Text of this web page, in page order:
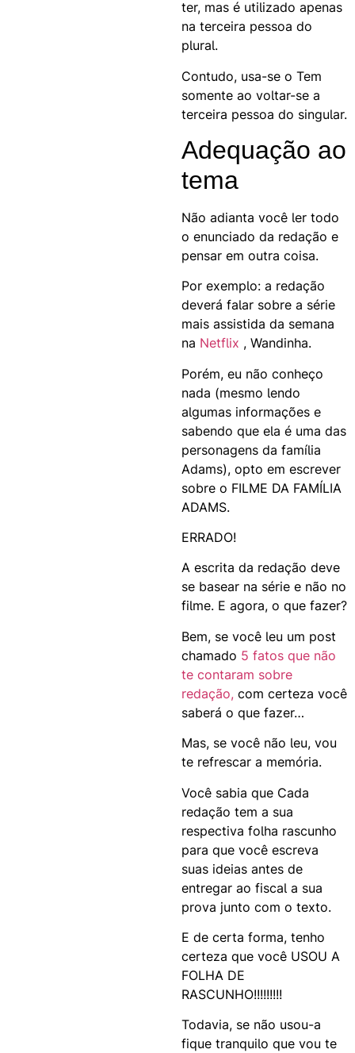
ter, mas é utilizado apenas
na terceira pessoa do
plural.
Contudo, usa-se o Tem
somente ao voltar-se a
terceira pessoa do singular.
Adequação ao
tema
Não adianta você ler todo
o enunciado da redação e
pensar em outra coisa.
Por exemplo: a redação
deverá falar sobre a série
mais assistida da semana
na Netflix , Wandinha.
Porém, eu não conheço
nada (mesmo lendo
algumas informações e
sabendo que ela é uma das
personagens da família
Adams), opto em escrever
sobre o FILME DA FAMÍLIA
ADAMS.
ERRADO!
A escrita da redação deve
se basear na série e não no
filme. E agora, o que fazer?
Bem, se você leu um post
chamado 5 fatos que não
te contaram sobre
redação,com certeza você
saberá o que fazer…
Mas, se você não leu, vou
te refrescar a memória.
Você sabia que Cada
redação tem a sua
respectiva folha rascunho
para que você escreva
suas ideias antes de
entregar ao fiscal a sua
prova junto com o texto.
E de certa forma, tenho
certeza que você USOU A
FOLHA DE
RASCUNHO!!!!!!!!!
Todavia, se não usou-a
fique tranquilo que vou te